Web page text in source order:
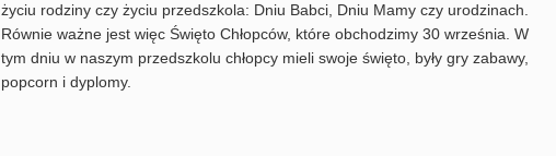
życiu rodziny czy życiu przedszkola: Dniu Babci, Dniu Mamy czy urodzinach.
Równie ważne jest więc Święto Chłopców, które obchodzimy 30 września. W
tym dniu w naszym przedszkolu chłopcy mieli swoje święto, były gry zabawy,
popcorn i dyplomy.